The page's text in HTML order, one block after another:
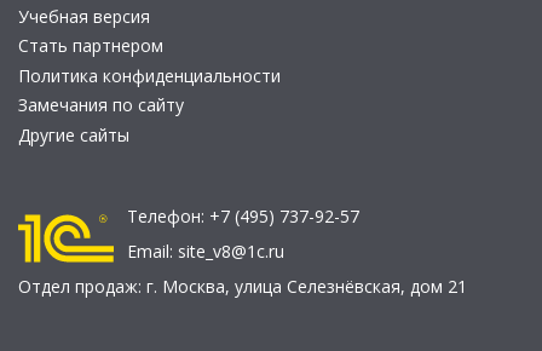
Учебная версия
Стать партнером
Политика конфиденциальности
Замечания по сайту
Другие сайты
Телефон: +7 (495) 737-92-57
Email: site_v8@1c.ru
Отдел продаж: г. Москва, улица Селезнёвская, дом 21